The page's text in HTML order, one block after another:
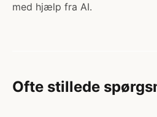
med hjælp fra AI.
Ofte stillede